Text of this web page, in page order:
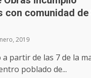
con comunidad
2019
partir de las 7 de la
poblado de...